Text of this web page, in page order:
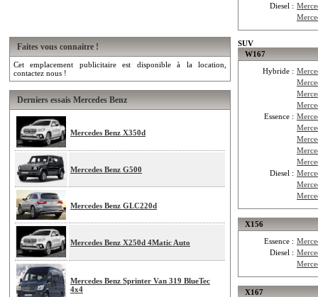
Faites vous connaitre !
Cet emplacement publicitaire est disponible à la location,
contactez nous !
Derniers essais Mercedes Benz
Mercedes Benz X350d
Mercedes Benz G500
Mercedes Benz GLC220d
Mercedes Benz X250d 4Matic Auto
Mercedes Benz Sprinter Van 319 BlueTec
4x4
Diesel :
SUV
W167
Hybride :
Essence :
Diesel :
X156
Essence :
Diesel :
X167